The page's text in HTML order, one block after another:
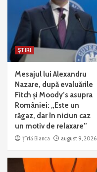
ȘTIRI
Mesajul lui Alexandru
Nazare, după evaluările
Fitch și Moody’s asupra
României: „Este un
răgaz, dar în niciun caz
un motiv de relaxare”
Țîrlă Bianca august 9, 2026